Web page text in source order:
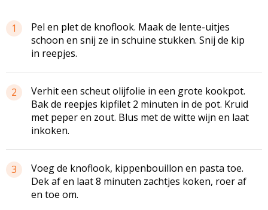
1
Pel en plet de knoflook. Maak de lente-uitjes
schoon en snij ze in schuine stukken. Snij de kip
in reepjes.
2
Verhit een scheut olijfolie in een grote kookpot.
Bak de reepjes kipfilet 2 minuten in de pot. Kruid
met peper en zout. Blus met de witte wijn en laat
inkoken.
3
Voeg de knoflook, kippenbouillon en pasta toe.
Dek af en laat 8 minuten zachtjes koken, roer af
en toe om.